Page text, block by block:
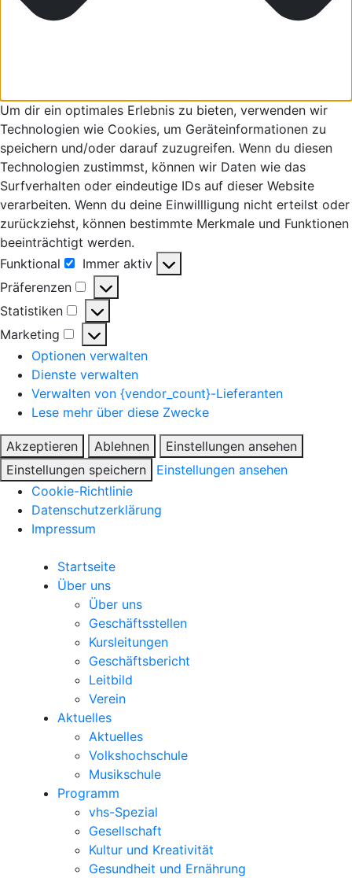
Um dir ein optimales Erlebnis zu bieten, verwenden wir
Technologien wie Cookies, um Geräteinformationen zu
speichern und/oder darauf zuzugreifen. Wenn du diesen
Technologien zustimmst, können wir Daten wie das
Surfverhalten oder eindeutige IDs auf dieser Website
verarbeiten. Wenn du deine Einwillligung nicht erteilst oder
zurückziehst, können bestimmte Merkmale und Funktionen
beeinträchtigt werden.
Funktional
Immer aktiv
Präferenzen
Statistiken
Marketing
Optionen verwalten
Dienste verwalten
Verwalten von {vendor_count}-Lieferanten
Lese mehr über diese Zwecke
Akzeptieren Ablehnen
Einstellungen ansehen
Einstellungen speichern
Einstellungen ansehen
Cookie-Richtlinie
Datenschutzerklärung
Impressum
Startseite
Über uns
Über uns
Geschäftsstellen
Kursleitungen
Geschäftsbericht
Leitbild
Verein
Aktuelles
Aktuelles
Volkshochschule
Musikschule
Programm
vhs-Spezial
Gesellschaft
Kultur und Kreativität
Gesundheit und Ernährung